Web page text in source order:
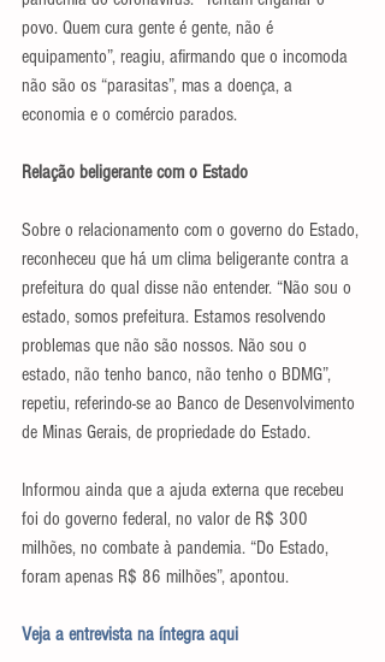
povo. Quem cura gente é gente, não é
equipamento”, reagiu, afirmando que o incomoda
não são os “parasitas”, mas a doença, a
economia e o comércio parados.
Relação beligerante com o Estado
Sobre o relacionamento com o governo do Estado,
reconheceu que há um clima beligerante contra a
prefeitura do qual disse não entender. “Não sou o
estado, somos prefeitura. Estamos resolvendo
problemas que não são nossos. Não sou o
estado, não tenho banco, não tenho o BDMG”,
repetiu, referindo-se ao Banco de Desenvolvimento
de Minas Gerais, de propriedade do Estado.
Informou ainda que a ajuda externa que recebeu
foi do governo federal, no valor de R$ 300
milhões, no combate à pandemia. “Do Estado,
foram apenas R$ 86 milhões”, apontou.
Veja a entrevista na íntegra aqui